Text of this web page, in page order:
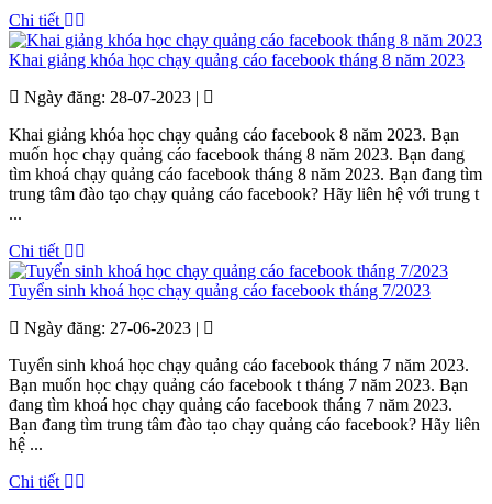
Chi tiết
Khai giảng khóa học chạy quảng cáo facebook tháng 8 năm 2023
Ngày đăng: 28-07-2023 |
Khai giảng khóa học chạy quảng cáo facebook 8 năm 2023. Bạn
muốn học chạy quảng cáo facebook tháng 8 năm 2023. Bạn đang
tìm khoá chạy quảng cáo facebook tháng 8 năm 2023. Bạn đang tìm
trung tâm đào tạo chạy quảng cáo facebook? Hãy liên hệ với trung t
...
Chi tiết
Tuyển sinh khoá học chạy quảng cáo facebook tháng 7/2023
Ngày đăng: 27-06-2023 |
Tuyển sinh khoá học chạy quảng cáo facebook tháng 7 năm 2023.
Bạn muốn học chạy quảng cáo facebook t tháng 7 năm 2023. Bạn
đang tìm khoá học chạy quảng cáo facebook tháng 7 năm 2023.
Bạn đang tìm trung tâm đào tạo chạy quảng cáo facebook? Hãy liên
hệ ...
Chi tiết